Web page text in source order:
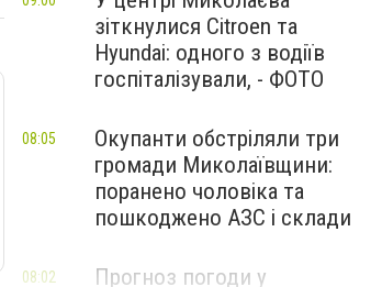
зіткнулися Citroen та
Hyundai: одного з водіїв
госпіталізували, - ФОТО
Окупанти обстріляли три
громади Миколаївщини:
поранено чоловіка та
пошкоджено АЗС і склади
08:05
Прогноз погоди у
08:02